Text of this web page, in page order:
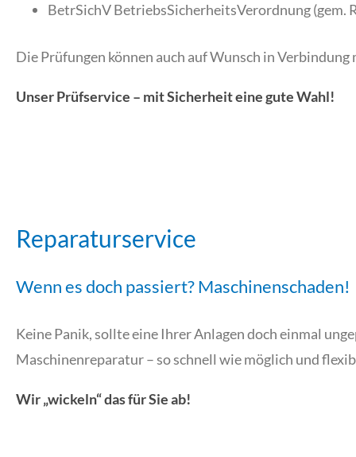
BetrSichV BetriebsSicherheitsVerordnung (gem.
Die Prüfungen können auch auf Wunsch in
Unser Prüfservice – mit Sicherheit eine gute Wahl!
Reparaturservice
Wenn es doch passiert? Maschinenschaden!
Keine Panik, sollte eine Ihrer Anlagen doch einmal
Maschinenreparatur – so schnell wie möglich und
Wir „wickeln“ das für Sie ab!